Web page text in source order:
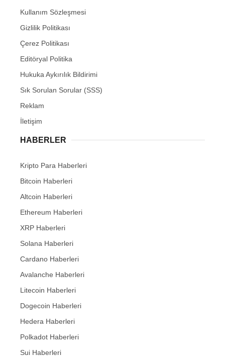
Kullanım Sözleşmesi
Gizlilik Politikası
Çerez Politikası
Editöryal Politika
Hukuka Aykırılık Bildirimi
Sık Sorulan Sorular (SSS)
Reklam
İletişim
HABERLER
Kripto Para Haberleri
Bitcoin Haberleri
Altcoin Haberleri
Ethereum Haberleri
XRP Haberleri
Solana Haberleri
Cardano Haberleri
Avalanche Haberleri
Litecoin Haberleri
Dogecoin Haberleri
Hedera Haberleri
Polkadot Haberleri
Sui Haberleri